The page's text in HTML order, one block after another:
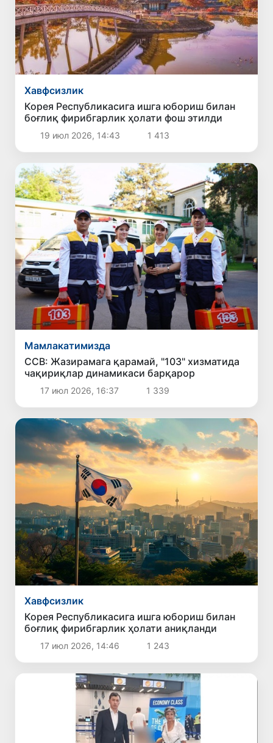
Хавфсизлик
Корея Республикасига ишга юбориш билан
боғлиқ фирибгарлик ҳолати фош этилди
19 июл 2026, 14:43 1 413
Мамлакатимизда
ССВ: Жазирамага қарамай, "103" хизматида
чақириқлар динамикаси барқарор
17 июл 2026, 16:37 1 339
Хавфсизлик
Корея Республикасига ишга юбориш билан
боғлиқ фирибгарлик ҳолати аниқланди
17 июл 2026, 14:46 1 243